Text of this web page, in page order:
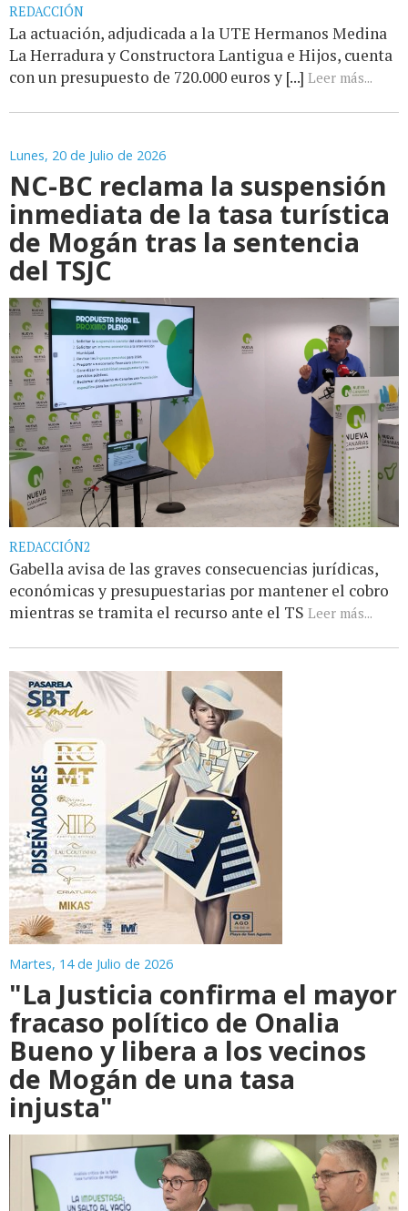
REDACCIÓN
La actuación, adjudicada a la UTE Hermanos Medina
La Herradura y Constructora Lantigua e Hijos, cuenta
con un presupuesto de 720.000 euros y [...] Leer más...
Lunes, 20 de Julio de 2026
NC-BC reclama la suspensión
inmediata de la tasa turística
de Mogán tras la sentencia
del TSJC
REDACCIÓN2
Gabella avisa de las graves consecuencias jurídicas,
económicas y presupuestarias por mantener el cobro
mientras se tramita el recurso ante el TS Leer más...
Martes, 14 de Julio de 2026
"La Justicia confirma el mayor
fracaso político de Onalia
Bueno y libera a los vecinos
de Mogán de una tasa
injusta"